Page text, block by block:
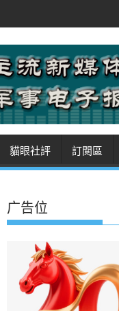
貓眼社評 訂閲區
广告位